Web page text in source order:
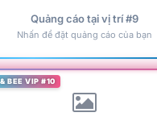
Quảng cáo tại vị trí #9
Nhấn để đặt quảng cáo của bạn
BEE VIP #10